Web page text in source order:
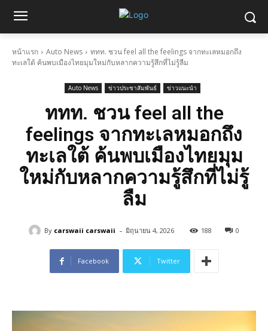
หน้าแรก Auto News
ททท. ชวน feel all the feelings จากทะเลหมอกถึง
ทะเลใต้ ค้นพบเมืองไทยมุมใหม่กับหลากความรู้สึกที่ไม่รู้ลืม
Auto News ข่าวประชาสัมพันธ์ ข่าวแนะนำ
ททท. ชวน feel all the
feelings จากทะเลหมอกถึง
ทะเลใต้ ค้นพบเมืองไทยมุม
ใหม่กับหลากความรู้สึกที่ไม่รู้
ลืม
By carswaii carswaii - มิถุนายน 4, 2026 188 0
Facebook Twitter